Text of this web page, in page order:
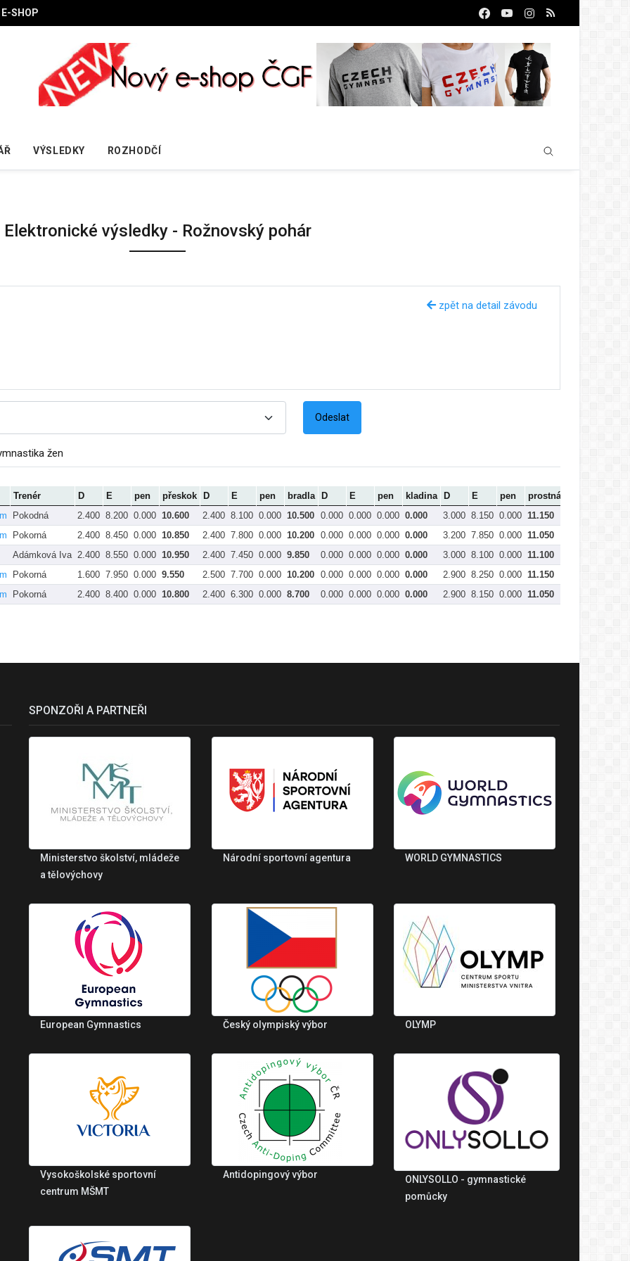
E-SHOP
VÝSLEDKY ROZHODČÍ
Elektronické výsledky - Rožnovský pohár
zpět na detail závodu
žen
Trenér D E pen přeskok D E pen bradla D E pen kladina D E pen prostná
Pokodná 2.400 8.200 0.000 10.600 2.400 8.100 0.000 10.500 0.000 0.000 0.000 0.000 3.000 8.150 0.000 11.150
Pokorná 2.400 8.450 0.000 10.850 2.400 7.800 0.000 10.200 0.000 0.000 0.000 0.000 3.200 7.850 0.000 11.050
Adámková Iva 2.400 8.550 0.000 10.950 2.400 7.450 0.000 9.850 0.000 0.000 0.000 0.000 3.000 8.100 0.000 11.100
Pokorná 1.600 7.950 0.000 9.550 2.500 7.700 0.000 10.200 0.000 0.000 0.000 0.000 2.900 8.250 0.000 11.150
Pokorná 2.400 8.400 0.000 10.800 2.400 6.300 0.000 8.700 0.000 0.000 0.000 0.000 2.900 8.150 0.000 11.050
SPONZOŘI A PARTNEŘI
Ministerstvo školství, mládeže
a tělovýchovy
Národní sportovní agentura WORLD GYMNASTICS
European Gymnastics Český olympiský výbor OLYMP
Vysokoškolské sportovní
centrum MŠMT
Antidopingový výbor
ONLYSOLLO - gymnastické
pomůcky